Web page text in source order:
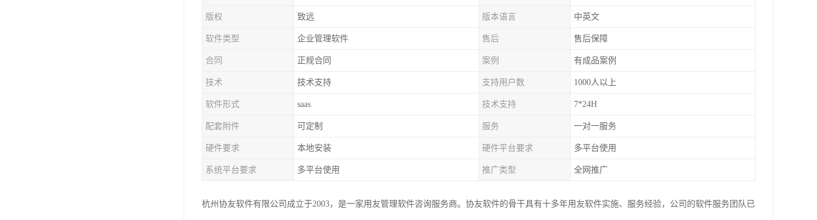
版权 致远 版本语言 中英文
软件类型 企业管理软件 售后 售后保障
合同 正规合同 案例 有成品案例
技术 技术支持 支持用户数 1000人以上
软件形式 saas 技术支持 7*24H
配套附件 可定制 服务 一对一服务
硬件要求 本地安装 硬件平台要求 多平台使用
系统平台要求 多平台使用 推广类型 全网推广
杭州协友软件有限公司成立于2003，是一家用友管理软件咨询服务商。协友软件的骨干具有十多年用友软件实施、服务经验，公司的软件服务团队已